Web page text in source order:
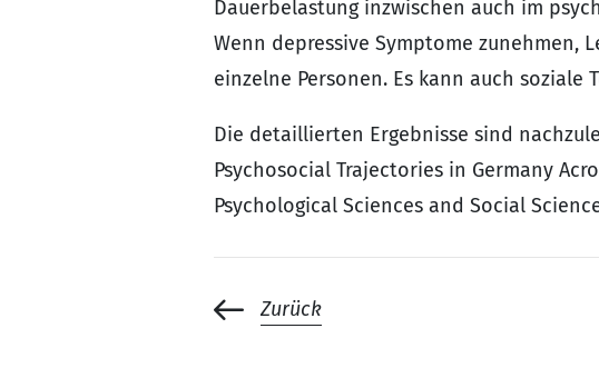
Dauerbelastung inzwischen auch im
Wenn depressive Symptome
einzelne Personen. Es kann auch soziale
Die detaillierten Ergebnisse sind
Psychosocial Trajectories in Germany
Psychological Sciences and Social
Zurück